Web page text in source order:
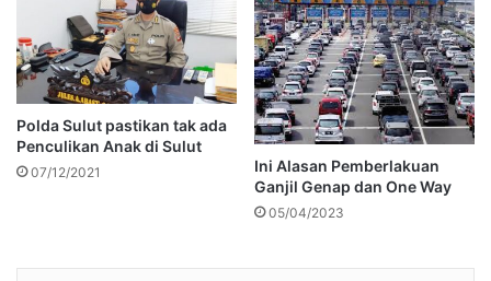
Polda Sulut pastikan tak ada
Penculikan Anak di Sulut
07/12/2021
Ini Alasan Pemberlakuan
Ganjil Genap dan One Way
05/04/2023